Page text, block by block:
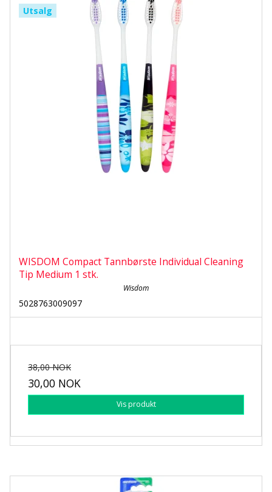
Utsalg
WISDOM Compact Tannbørste Individual Cleaning
Tip Medium 1 stk.
Wisdom
5028763009097
38,00 NOK
30,00 NOK
Vis produkt